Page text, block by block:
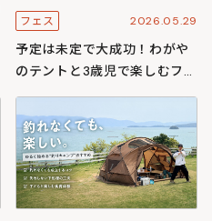
フェス 2026.05.29
予定は未定で大成功！わがや
のテントと3歳児で楽しむフェ
スキャンプ